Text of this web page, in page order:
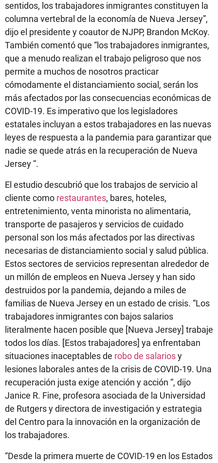
sentidos, los trabajadores inmigrantes constituyen la
columna vertebral de la economía de Nueva Jersey”,
dijo el presidente y coautor de NJPP, Brandon McKoy.
También comentó que “los trabajadores inmigrantes,
que a menudo realizan el trabajo peligroso que nos
permite a muchos de nosotros practicar
cómodamente el distanciamiento social, serán los
más afectados por las consecuencias económicas de
COVID-19. Es imperativo que los legisladores
estatales incluyan a estos trabajadores en las nuevas
leyes de respuesta a la pandemia para garantizar que
nadie se quede atrás en la recuperación de Nueva
Jersey “.
El estudio descubrió que los trabajos de servicio al
cliente como restaurantes, bares, hoteles,
entretenimiento, venta minorista no alimentaria,
transporte de pasajeros y servicios de cuidado
personal son los más afectados por las directivas
necesarias de distanciamiento social y salud pública.
Estos sectores de servicios representan alrededor de
un millón de empleos en Nueva Jersey y han sido
destruidos por la pandemia, dejando a miles de
familias de Nueva Jersey en un estado de crisis. “Los
trabajadores inmigrantes con bajos salarios
literalmente hacen posible que [Nueva Jersey] trabaje
todos los días. [Estos trabajadores] ya enfrentaban
situaciones inaceptables de robo de salariosy
lesiones laborales antes de la crisis de COVID-19. Una
recuperación justa exige atención y acción “, dijo
Janice R. Fine, profesora asociada de la Universidad
de Rutgers y directora de investigación y estrategia
del Centro para la innovación en la organización de
los trabajadores.
“Desde la primera muerte de COVID-19 en los Estados